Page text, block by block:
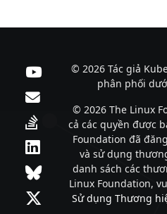
© 2026 Tác giả
phân phối
© 2026 The Linux
cả các quyền được
Foundation đã
và sử dụng
danh sách các
Linux Foundation,
Sử dụng Thương